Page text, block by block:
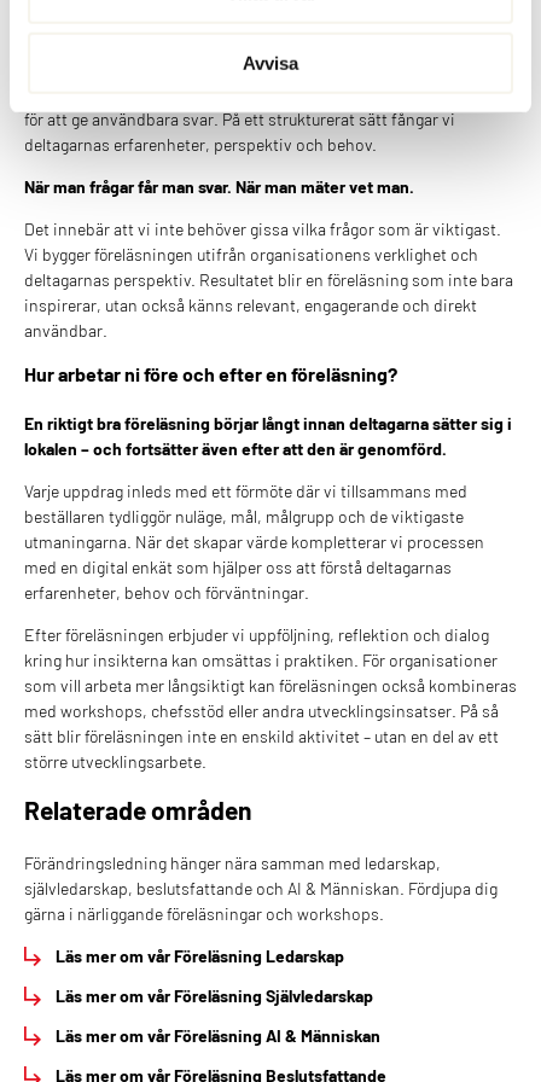
Avvisa
Vår forskarbakgrund och långa erfarenhet av att arbeta med ledare,
för att ge användbara svar. På ett strukturerat sätt fångar vi
deltagarnas erfarenheter, perspektiv och behov.
När man frågar får man svar. När man mäter vet man.
Det innebär att vi inte behöver gissa vilka frågor som är viktigast.
Vi bygger föreläsningen utifrån organisationens verklighet och
deltagarnas perspektiv. Resultatet blir en föreläsning som inte bara
inspirerar, utan också känns relevant, engagerande och direkt
användbar.
Hur arbetar ni före och efter en föreläsning?
En riktigt bra föreläsning börjar långt innan deltagarna sätter sig i
lokalen – och fortsätter även efter att den är genomförd.
Varje uppdrag inleds med ett förmöte där vi tillsammans med
beställaren tydliggör nuläge, mål, målgrupp och de viktigaste
utmaningarna. När det skapar värde kompletterar vi processen
med en digital enkät som hjälper oss att förstå deltagarnas
erfarenheter, behov och förväntningar.
Efter föreläsningen erbjuder vi uppföljning, reflektion och dialog
kring hur insikterna kan omsättas i praktiken. För organisationer
som vill arbeta mer långsiktigt kan föreläsningen också kombineras
med workshops, chefsstöd eller andra utvecklingsinsatser. På så
sätt blir föreläsningen inte en enskild aktivitet – utan en del av ett
större utvecklingsarbete.
Relaterade områden
Förändringsledning hänger nära samman med ledarskap,
självledarskap, beslutsfattande och AI & Människan. Fördjupa dig
gärna i närliggande föreläsningar och workshops.
Läs mer om vårFöreläsning Ledarskap
Läs mer om vårFöreläsning Självledarskap
Läs mer om vårFöreläsning AI & Människan
Läs mer om vårFöreläsning Beslutsfattande